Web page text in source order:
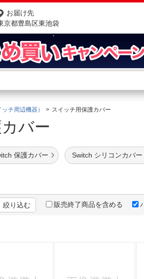
お届け先
京都豊島区東池袋
ングからさがす
一覧からさがす
サポート
ガイド
チ周辺機器） スイッチ用保護カバー
カバー
保護カバー Switch シリコンカバー
絞り込む 販売終了商品を含める